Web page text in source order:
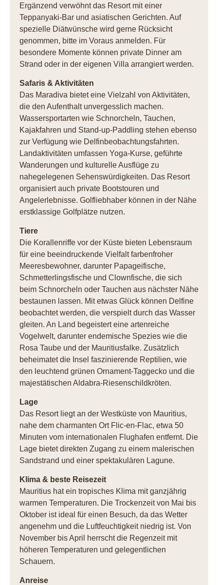
Ergänzend verwöhnt das Resort mit einer
Teppanyaki-Bar und asiatischen Gerichten. Auf
spezielle Diätwünsche wird gerne Rücksicht
genommen, bitte im Voraus anmelden. Für
besondere Momente können private Dinner am
Strand oder in der eigenen Villa arrangiert werden.
Safaris & Aktivitäten
Das Maradiva bietet eine Vielzahl von Aktivitäten,
die den Aufenthalt unvergesslich machen.
Wassersportarten wie Schnorcheln, Tauchen,
Kajakfahren und Stand-up-Paddling stehen ebenso
zur Verfügung wie Delfinbeobachtungsfahrten.
Landaktivitäten umfassen Yoga-Kurse, geführte
Wanderungen und kulturelle Ausflüge zu
nahegelegenen Sehenswürdigkeiten. Das Resort
organisiert auch private Bootstouren und
Angelerlebnisse. Golfliebhaber können in der Nähe
erstklassige Golfplätze nutzen.
Tiere
Die Korallenriffe vor der Küste bieten Lebensraum
für eine beeindruckende Vielfalt farbenfroher
Meeresbewohner, darunter Papageifische,
Schmetterlingsfische und Clownfische, die sich
beim Schnorcheln oder Tauchen aus nächster Nähe
bestaunen lassen. Mit etwas Glück können Delfine
beobachtet werden, die verspielt durch das Wasser
gleiten. An Land begeistert eine artenreiche
Vogelwelt, darunter endemische Spezies wie die
Rosa Taube und der Mauritiusfalke. Zusätzlich
beheimatet die Insel faszinierende Reptilien, wie
den leuchtend grünen Ornament-Taggecko und die
majestätischen Aldabra-Riesenschildkröten.
Lage
Das Resort liegt an der Westküste von Mauritius,
nahe dem charmanten Ort Flic-en-Flac, etwa 50
Minuten vom internationalen Flughafen entfernt. Die
Lage bietet direkten Zugang zu einem malerischen
Sandstrand und einer spektakulären Lagune.
Klima & beste Reisezeit
Mauritius hat ein tropisches Klima mit ganzjährig
warmen Temperaturen. Die Trockenzeit von Mai bis
Oktober ist ideal für einen Besuch, da das Wetter
angenehm und die Luftfeuchtigkeit niedrig ist. Von
November bis April herrscht die Regenzeit mit
höheren Temperaturen und gelegentlichen
Schauern.
Anreise